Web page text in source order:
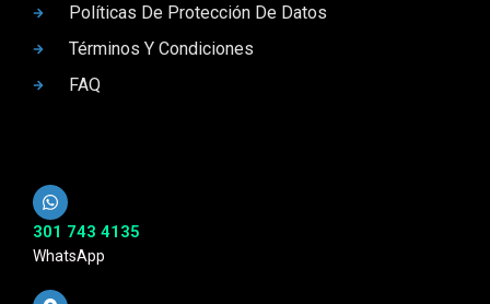
Políticas De Protección De Datos
Términos Y Condiciones
FAQ
301 743 4135
WhatsApp